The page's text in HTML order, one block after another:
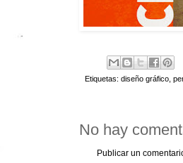
Etiquetas: diseño gráfico
No hay
Publicar un